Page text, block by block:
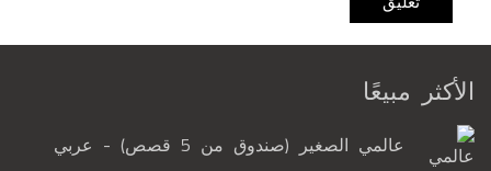
الأكثر مبيعًا
عالمي الصغير (صندوق من 5 قصص) - عربي